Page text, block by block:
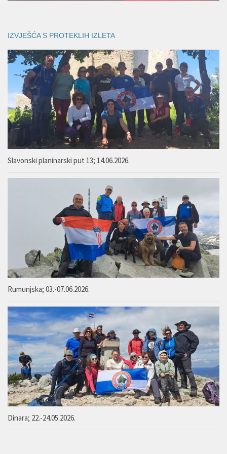
IZVJEŠĆA S PROTEKLIH IZLETA
Slavonski planinarski put 13; 14.06.2026.
Rumunjska; 03.-07.06.2026.
Dinara; 22.-24.05.2026.